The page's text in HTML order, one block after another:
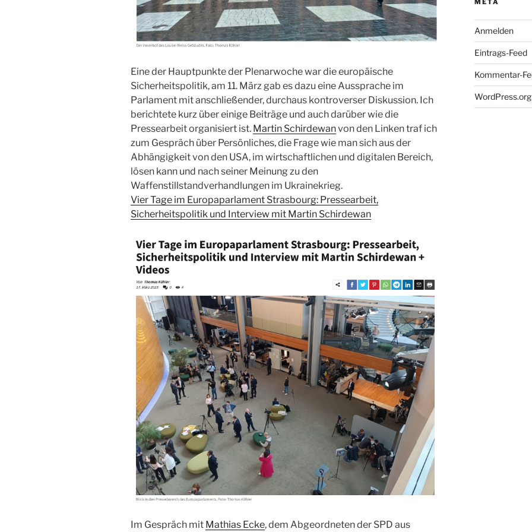
Eine der Hauptpunkte der Plenarwoche war die europäische
Sicherheitspolitik, am 11. März gab es dazu eine Aussprache im
Parlament mit anschließender, durchaus kontroverser Diskussion. Ich
berichtete kurz über einige Beiträge und auch darüber wie die
Pressearbeit organisiert ist. Martin Schirdewanvon den Linken traf ich
zum Gespräch über Persönliches, die Frage wie man sich aus der
Abhängigkeit von den USA, im wirtschaftlichen und digitalen Bereich,
lösen kann und nach seiner Meinung zu den
Waffenstillstandverhandlungen im Ukrainekrieg.
Vier Tage im Europaparlament Strasbourg: Pressearbeit,
Sicherheitspolitik und Interview mit Martin Schirdewan
Im Gespräch mit Mathias Ecke, dem Abgeordneten der SPD aus
META
Anmelden
Eintrags-Feed
Kommentar-
WordPress.org